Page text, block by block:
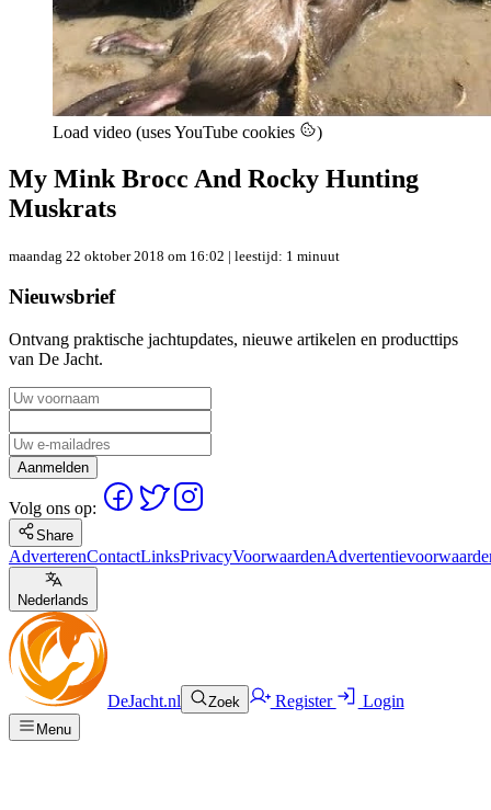
Load video (uses YouTube cookies )
My Mink Brocc And Rocky Hunting
Muskrats
maandag 22 oktober 2018 om 16:02 | leestijd: 1 minuut
Nieuwsbrief
Ontvang praktische jachtupdates, nieuwe artikelen en producttips
van De Jacht.
Aanmelden
Volg ons op:
Share
AdverterenContactLinksPrivacyVoorwaarden
Nederlands
DeJacht.nl Zoek Register Login
Menu